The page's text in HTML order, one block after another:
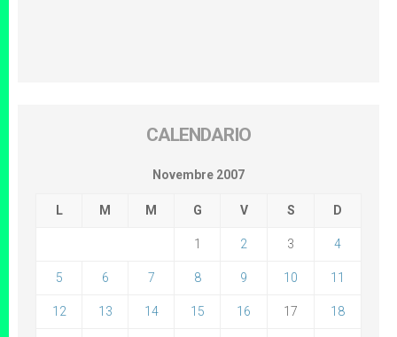
CALENDARIO
Novembre 2007
L M M G V S D
1 2 3 4
5 6 7 8 9 10 11
12 13 14 15 16 17 18